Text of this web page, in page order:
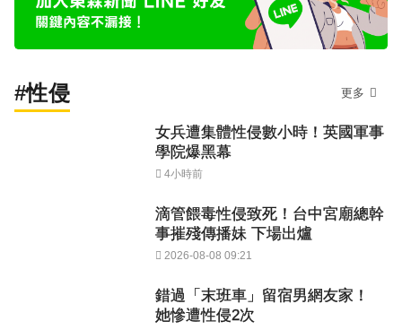
#性侵 更多
女兵遭集體性侵數小時！英國軍事
學院爆黑幕
4小時前
滴管餵毒性侵致死！台中宮廟總幹
事摧殘傳播妹 下場出爐
2026-08-08 09:21
錯過「末班車」留宿男網友家！
她慘遭性侵2次